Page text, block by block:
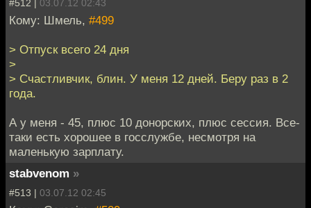
#512 | 03.07.12 02:43
Кому: Шмель, #499
> Отпуск всего 24 дня
>
> Счастливчик, блин. У меня 12 дней. Беру раз в 2
года.
А у меня - 45, плюс 10 донорских, плюс сессия. Все-
таки есть хорошее в госслужбе, несмотря на
маленькую зарплату.
stabvenom »
#513 | 03.07.12 02:45